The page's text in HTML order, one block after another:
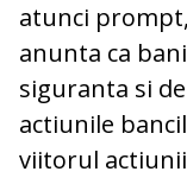
atunci
anunta ca
siguranta si
actiunile
viitorul